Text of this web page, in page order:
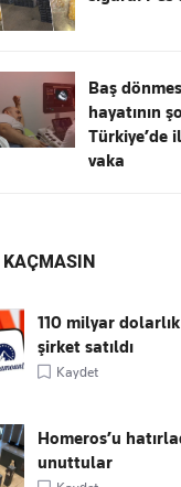
Baş
hayatının
Türkiye’de
vaka
110 milyar
şirket satıldı
Kaydet
Homeros’u
unuttular